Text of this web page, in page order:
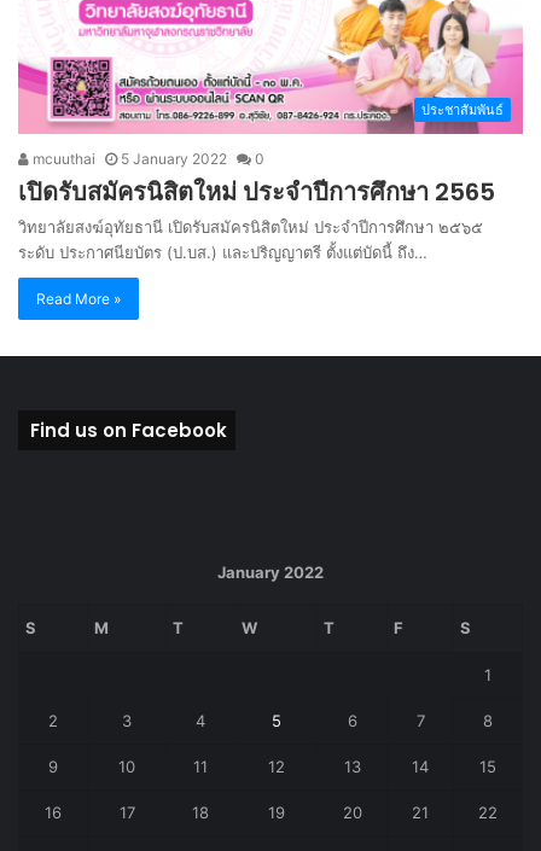
ประชาสัมพันธ์
mcuuthai 5 January 2022 0
เปิดรับสมัครนิสิตใหม่ ประจำปีการศึกษา 2565
วิทยาลัยสงฆ์อุทัยธานี เปิดรับสมัครนิสิตใหม่ ประจำปีการศึกษา ๒๕๖๕
ระดับ ประกาศนียบัตร (ป.บส.) และปริญญาตรี ตั้งแต่บัดนี้ ถึง…
Read More »
Find us on Facebook
January 2022
S M T W T F S
1
2 3 4 5 6 7 8
9 10 11 12 13 14 15
16 17 18 19 20 21 22